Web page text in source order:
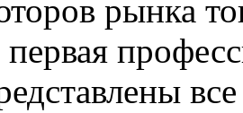
рынка